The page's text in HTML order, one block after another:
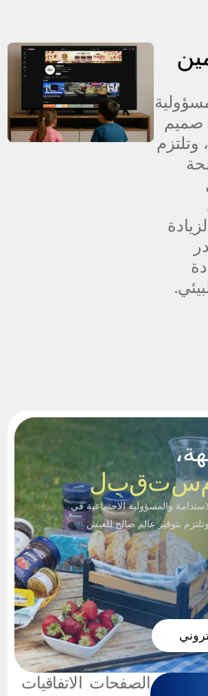
صميم
وتلتزم
ستقبل
والمسؤولية الاجتماعية في
بتوفير عالم صالح للعيش
الصفحات الاتفاقيات